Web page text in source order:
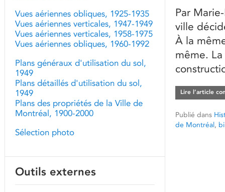
Par
ville
À la
même.
Lire l’article
Publié dans
de Montréal,
Vues aériennes obliques, 1925-1935
Vues aériennes verticales, 1947-1949
Vues aériennes verticales, 1958-1975
Vues aériennes obliques, 1960-1992
Plans généraux d'utilisation du sol,
1949
Plans détaillés d'utilisation du sol,
1949
Plans des propriétés de la Ville de
Montréal, 1900-2000
Sélection photo
Outils externes